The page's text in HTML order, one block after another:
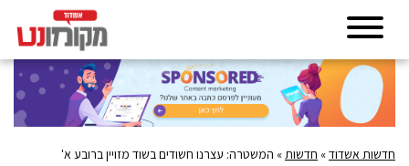
חדשות אשדוד» חדשות» המשטרה: עצרנו חשודים בשוד מזויין ברובע א'